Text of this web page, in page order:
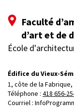
Faculté
d’art et de
École
Édifice du Vieux-
1, côte de la Fabrique,
Téléphone : 418 656-
Courriel :